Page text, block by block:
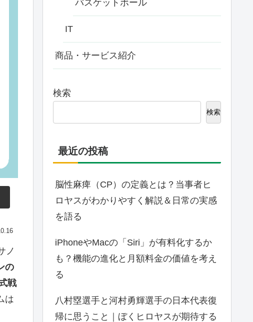
ノ
の
戦
は
バスケットボール
IT
商品・サービス紹介
検索
検索
最近の投稿
脳性麻痺（CP）の定義とは？当事者ヒ
ロヤスがわかりやすく解説＆日常の実感
を語る
iPhoneやMacの「Siri」が有料化するか
も？機能の進化と月額料金の価値を考え
る
八村塁選手と河村勇輝選手の日本代表復
帰に思うこと｜ぼくヒロヤスが期待する